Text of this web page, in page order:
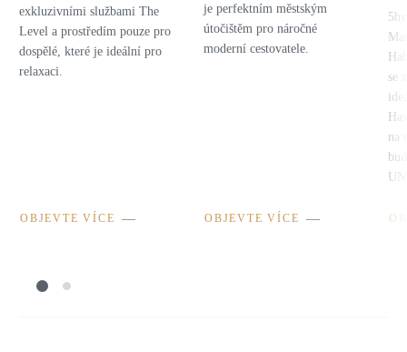
exkluzivními službami The
Level a prostředím pouze pro
dospělé, které je ideální pro
relaxaci.
OBJEVTE VÍCE
je perfektním městským
útočištěm pro náročné
moderní cestovatele.
OBJEVTE VÍCE
se
na